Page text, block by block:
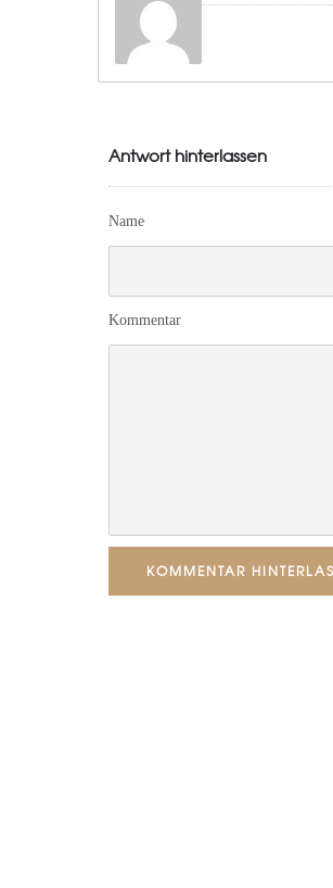
Antwort hinterlassen
Name
Kommentar
KOMMENTAR